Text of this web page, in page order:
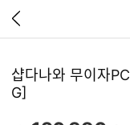
이
지
가
샵다나와 무이자
G]